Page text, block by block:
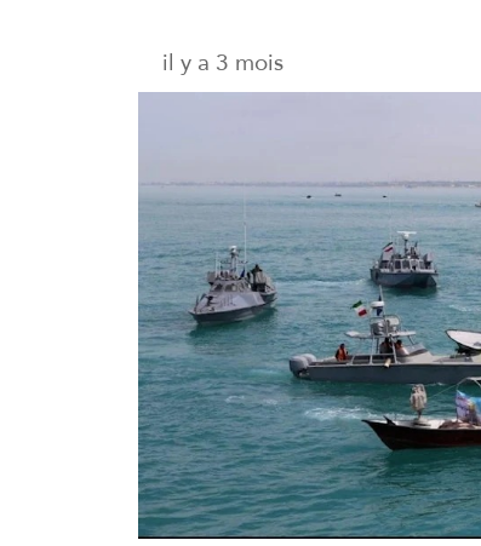
il y a 3 mois